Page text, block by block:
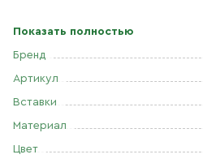
Показать полностью
Бренд
Артикул
Вставки
Материал
Цвет